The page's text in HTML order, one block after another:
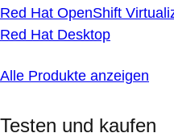
Red Hat OpenShift
Red Hat Desktop
Alle Produkte anzeigen
Testen und kaufen